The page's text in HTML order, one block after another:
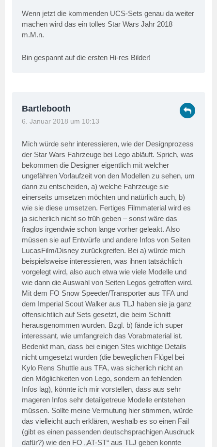
Wenn jetzt die kommenden UCS-Sets genau da weiter
machen wird das ein tolles Star Wars Jahr 2018
m.M.n.
Bin gespannt auf die ersten Hi-res Bilder!
Bartlebooth
6. Januar 2018 um 10:13
Mich würde sehr interessieren, wie der Designprozess
der Star Wars Fahrzeuge bei Lego abläuft. Sprich, was
bekommen die Designer eigentlich mit welcher
ungefähren Vorlaufzeit von den Modellen zu sehen, um
dann zu entscheiden, a) welche Fahrzeuge sie
einerseits umsetzen möchten und natürlich auch, b)
wie sie diese umsetzen. Fertiges Filmmaterial wird es
ja sicherlich nicht so früh geben – sonst wäre das
fraglos irgendwie schon lange vorher geleakt. Also
müssen sie auf Entwürfe und andere Infos von Seiten
LucasFilm/Disney zurückgreifen. Bei a) würde mich
beispielsweise interessieren, was ihnen tatsächlich
vorgelegt wird, also auch etwa wie viele Modelle und
wie dann die Auswahl von Seiten Legos getroffen wird.
Mit dem FO Snow Speeder/Transporter aus TFA und
dem Imperial Scout Walker aus TLJ haben sie ja ganz
offensichtlich auf Sets gesetzt, die beim Schnitt
herausgenommen wurden. Bzgl. b) fände ich super
interessant, wie umfangreich das Vorabmaterial ist.
Bedenkt man, dass bei einigen Stes wichtige Details
nicht umgesetzt wurden (die beweglichen Flügel bei
Kylo Rens Shuttle aus TFA, was sicherlich nicht an
den Möglichkeiten von Lego, sondern an fehlenden
Infos lag), könnte ich mir vorstellen, dass aus sehr
mageren Infos sehr detailgetreue Modelle entstehen
müssen. Sollte meine Vermutung hier stimmen, würde
das vielleicht auch erklären, weshalb es so einen Fail
(gibt es einen passenden deutschsprachigen Ausdruck
dafür?) wie den FO „AT-ST“ aus TLJ geben konnte